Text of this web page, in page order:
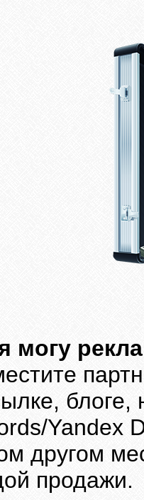
могу
Yandex
другом
продажи.